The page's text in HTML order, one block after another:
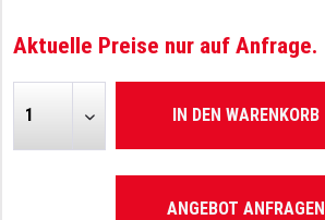
Aktuelle Preise nur auf Anfrage.
IN DEN WARENKORB
ANGEBOT ANFRAGEN